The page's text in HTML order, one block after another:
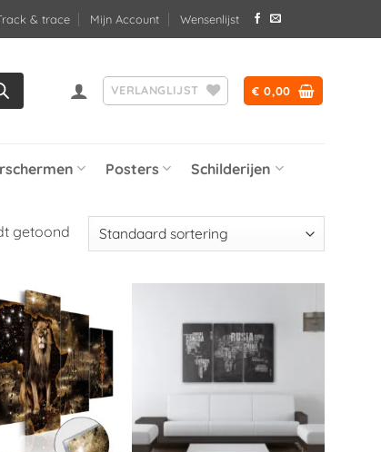
& trace Mijn Account Wensenlijst
VERLANGLIJST € 0,00
Posters Schilderijen
getoond
Toevoegen
aan
verlanglijst
Toevoegen
verlanglijst